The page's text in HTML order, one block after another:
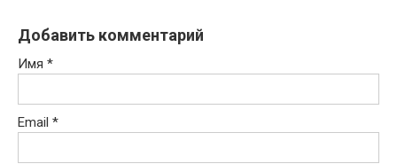
Добавить комментарий
Имя *
Email *